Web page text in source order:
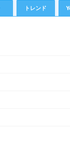
トレンド